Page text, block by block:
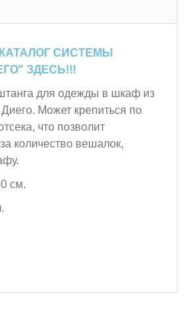
СИСТЕМЫ
ЗДЕСЬ!!!
для одежды в шкаф из
Может крепиться по
что позволит
количество вешалок,
см.